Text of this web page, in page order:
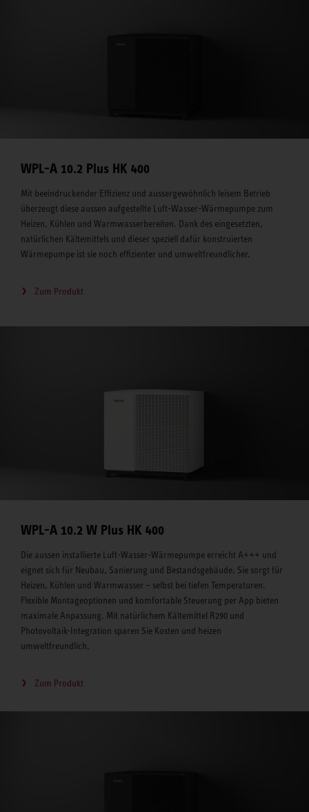
WPL-A 10.2 Plus HK 400
Mit beeindruckender Effizienz und aussergewöhnlich leisem Betrieb
überzeugt diese aussen aufgestellte Luft-Wasser-Wärmepumpe zum
Heizen, Kühlen und Warmwasserbereiten. Dank des eingesetzten,
natürlichen Kältemittels und dieser speziell dafür konstruierten
Wärmepumpe ist sie noch effizienter und umweltfreundlicher.
Zum Produkt
WPL-A 10.2 W Plus HK 400
Die aussen installierte Luft-Wasser-Wärmepumpe erreicht A+++ und
eignet sich für Neubau, Sanierung und Bestandsgebäude. Sie sorgt für
Heizen, Kühlen und Warmwasser – selbst bei tiefen Temperaturen.
Flexible Montageoptionen und komfortable Steuerung per App bieten
maximale Anpassung. Mit natürlichem Kältemittel R290 und
Photovoltaik-Integration sparen Sie Kosten und heizen
umweltfreundlich.
Zum Produkt